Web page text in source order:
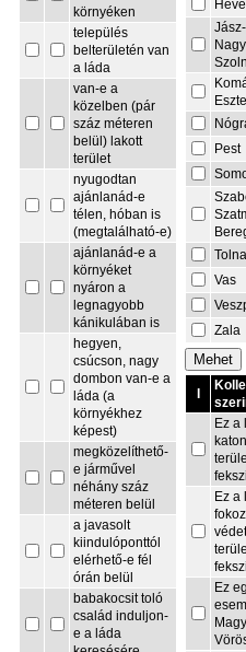
környéken
település
belterületén van
a láda
van-e a
közelben (pár
száz méteren
belül) lakott
terület
nyugodtan
ajánlanád-e
télen, hóban is
(megtalálható-e)
ajánlanád-e a
környéket
nyáron a
legnagyobb
kánikulában is
hegyen,
csúcson, nagy
dombon van-e a
láda (a
környékhez
képest)
megközelíthető-
e járművel
néhány száz
méteren belül
a javasolt
kiindulóponttól
elérhető-e fél
órán belül
babakocsit toló
család induljon-
e a láda
Jász-
Pest
Vas
Zala
Ez a
Ez a
Ez